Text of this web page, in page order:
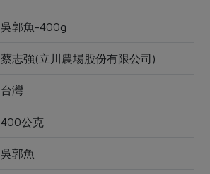
吳郭魚-400g
蔡志強(立川農場股份有限公司)
台灣
400公克
吳郭魚